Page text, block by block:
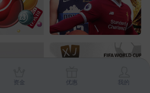
资金 优惠 我的